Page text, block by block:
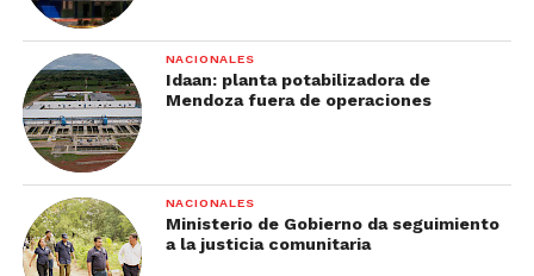
NACIONALES
Idaan: planta potabilizadora de
Mendoza fuera de operaciones
NACIONALES
Ministerio de Gobierno da seguimiento
a la justicia comunitaria